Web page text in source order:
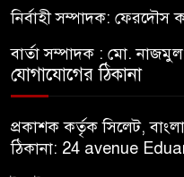
নির্বাহী সম্পাদক: ফেরদৌস
বার্তা সম্পাদক : মো.
যোগাযোগের ঠিকানা
প্রকাশক কর্তৃক সিলেট,
ঠিকানা: 24 avenue